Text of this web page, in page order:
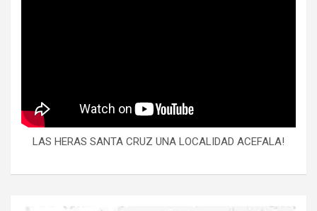
LAS HERAS SANTA CRUZ UNA LOCALIDAD ACEFALA!